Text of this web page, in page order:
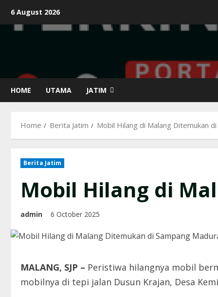
content
6 August 2026
HOME UTAMA JATIM
Home Berita Jatim Mobil Hilang di Malang Ditemukan
Berita Jatim
Mobil Hilang di
admin 6 October 2025
MALANG, SJP – Peristiwa hilangnya mobil
mobilnya di tepi jalan Dusun Krajan, Desa